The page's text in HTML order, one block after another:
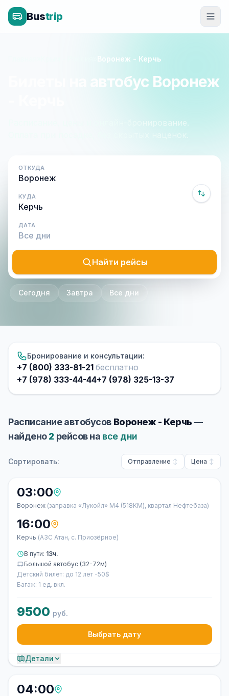
Bustrip
Воронеж - Керчь
Билеты на автобус Воронеж
Расписание, цены и онлайн-бронирование.
Оплата при посадке, без скрытых наценок.
ОТКУДА
КУДА
ДАТА
Найти рейсы
Сегодня Завтра Все дни
Бронирование и консультации:
+7 (800) 333-81-21 бесплатно
+7 (978) 333-44-44+7 (978) 325-13-37
Расписание автобусов Воронеж - Керчь—
найдено2рейсов на все дни
Сортировать: Отправление Цена
03:00
Воронеж (заправка «Лукойл» М4 (518КМ), квартал Нефтебаза)
16:00
Керчь (АЗС Атан, с. Приозёрное)
В пути: 13ч.
Большой автобус (32-72м)
Детский билет: до 12 лет -50$
Багаж: 1 ед. вкл.
9500 руб.
Выбрать дату
Детали
04:00